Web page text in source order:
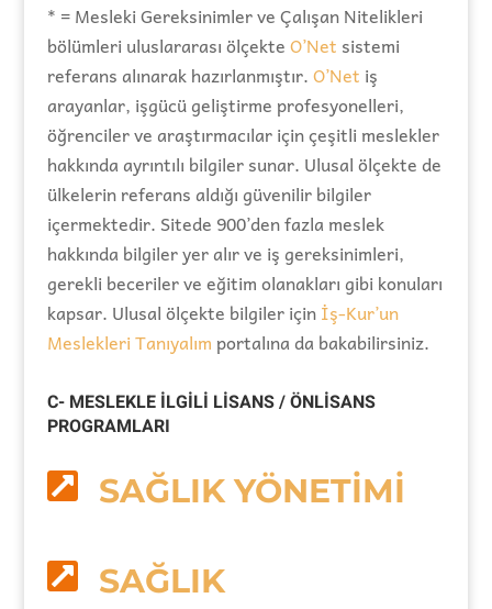
* = Mesleki Gereksinimler ve Çalışan Nitelikleri
bölümleri uluslararası ölçekteO’Net sistemi
referans alınarak hazırlanmıştır.O’Net iş
arayanlar, işgücü geliştirme profesyonelleri,
öğrenciler ve araştırmacılar için çeşitli meslekler
hakkında ayrıntılı bilgiler sunar. Ulusal ölçekte de
ülkelerin referans aldığı güvenilir bilgiler
içermektedir. Sitede 900’den fazla meslek
hakkında bilgiler yer alır ve iş gereksinimleri,
gerekli beceriler ve eğitim olanakları gibi konuları
kapsar. Ulusal ölçekte bilgiler içinİş-Kur’un
Meslekleri Tanıyalım portalına da bakabilirsiniz.
C- MESLEKLE İLGİLİ LİSANS / ÖNLİSANS
PROGRAMLARI
 SAĞLIK YÖNETİMİ

SAĞLIK